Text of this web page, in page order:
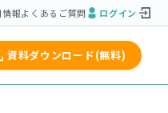
報よくあるご質問 ログイン
資料ダウンロード(無料)